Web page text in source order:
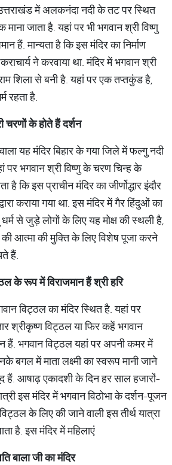
में अलकनंदा नदी के तट पर स्थित
जाता है. यहां पर भी भगवान श्री विष्णु
हैं. मान्यता है कि इस मंदिर का निर्माण
ने करवाया था. मंदिर में भगवान श्री
शिला से बनी है. यहां पर एक तप्तकुंड है,
रहता है.
चरणों के होते हैं दर्शन
यह मंदिर बिहार के गया जिले में फल्गु नदी
पर भगवान श्री विष्णु के चरण चिन्ह के
है कि इस प्राचीन मंदिर का जीर्णोद्धार इंदौर
कराया गया था. इस मंदिर में गैर हिंदुओं का
से जुड़े लोगों के लिए यह मोक्ष की स्थली है,
आत्मा की मुक्ति के लिए विशेष पूजा करने
हैं.
के रूप में विराजमान हैं श्री हरि
विट्ठल का मंदिर स्थित है. यहां पर
श्रीकृष्ण विट्ठल या फिर कहें भगवान
हैं. भगवान विट्ठल यहां पर अपनी कमर में
बगल में माता लक्ष्मी का स्वरूप मानी जाने
हैं. आषाढ़ एकादशी के दिन हर साल हजारों-
इस मंदिर में भगवान विठोभा के दर्शन-पूजन
के लिए की जाने वाली इस तीर्थ यात्रा
है. इस मंदिर में महिलाएं
बाला जी का मंदिर